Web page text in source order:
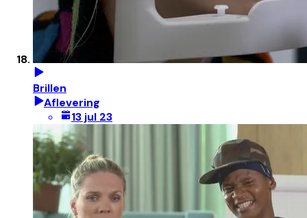
Brillen
Aflevering
13 jul 23